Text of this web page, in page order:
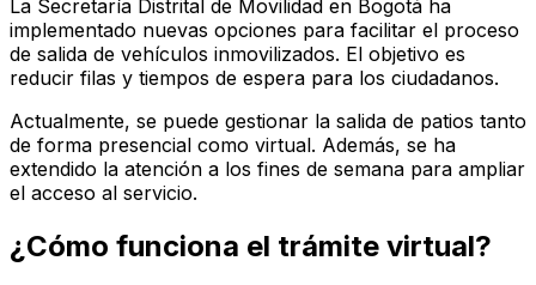
La Secretaría Distrital de Movilidad en Bogotá ha
implementado nuevas opciones para facilitar el proceso
de salida de vehículos inmovilizados. El objetivo es
reducir filas y tiempos de espera para los ciudadanos.
Actualmente, se puede gestionar la salida de patios tanto
de forma presencial como virtual. Además, se ha
extendido la atención a los fines de semana para ampliar
el acceso al servicio.
¿Cómo funciona el trámite virtual?